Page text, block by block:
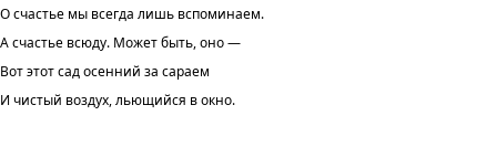
О счастье мы всегда лишь вспоминаем.
А счастье всюду. Может быть, оно —
Вот этот сад осенний за сараем
И чистый воздух, льющийся в окно.